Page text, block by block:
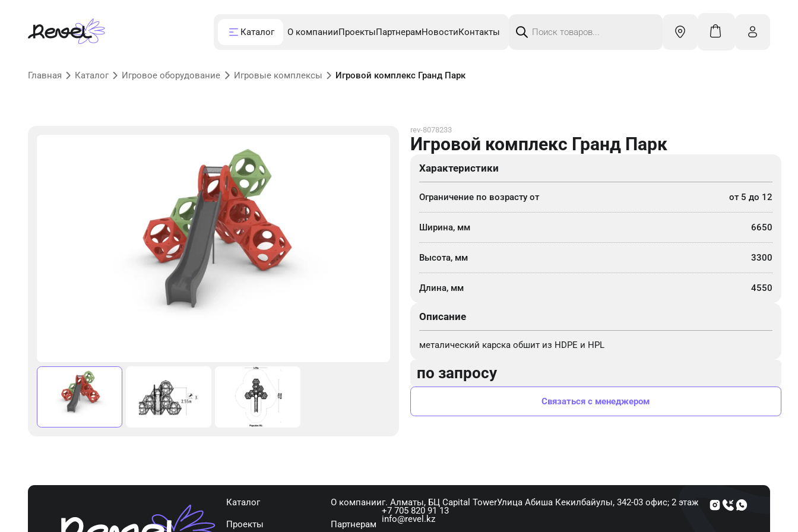
Каталог О компанииПроектыПартнерамНовостиКонтакты
товаров
Главная Каталог Игровое оборудование Игровые комплексы Игровой комплекс Гранд Парк
rev-8078233
Игровой комплекс Гранд Парк
Характеристики
Ограничение по возрасту от от 5 до 12
Ширина, мм 6650
Высота, мм 3300
Длина, мм 4550
Описание
металический карска обшит из HDPE и HPL
по запросу
Связаться с менеджером
Каталог О компании
Проекты Партнерам
г. Алматы, ​БЦ Capital Tower​Улица Абиша Кекилбайулы, 34​2-03 офис; 2 этаж
+7 705 820 91 13
info@revel.kz